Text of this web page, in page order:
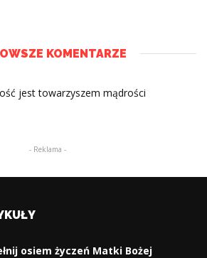
KOMENTARZE
jest towarzyszem mądrości
- Reklama -
osiem życzeń Matki Bożej